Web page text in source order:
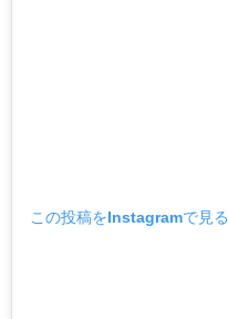
この投稿をInstagramで見る